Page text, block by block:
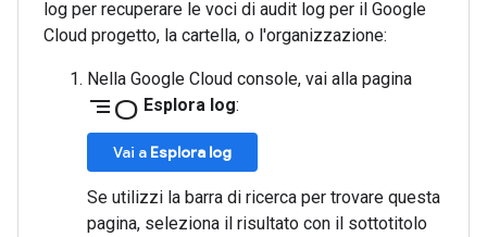
log per recuperare le voci di audit log per il Google
Cloud progetto, la cartella, o l'organizzazione:
Nella Google Cloud console, vai alla pagina
segmento Esplora log:
Vai a Esplora log
Se utilizzi la barra di ricerca per trovare questa
pagina, seleziona il risultato con il sottotitolo